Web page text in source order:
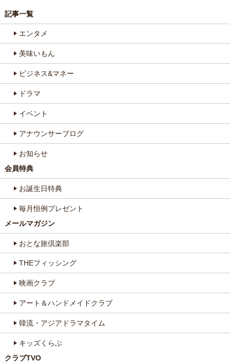
記事一覧
エンタメ
美味いもん
ビジネス&マネー
ドラマ
イベント
アナウンサーブログ
お知らせ
会員特典
お誕生日特典
毎月恒例プレゼント
メールマガジン
おとな旅倶楽部
THEフィッシング
映画クラブ
アート＆ハンドメイドクラブ
韓流・アジアドラマタイム
キッズくらぶ
クラブTVO